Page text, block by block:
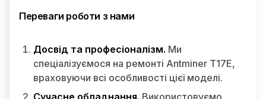
Переваги роботи з нами
Досвід та професіоналізм. Ми
спеціалізуємося на ремонті Antminer T17E,
враховуючи всі особливості цієї моделі.
Сучасне обладнання. Використовуємо